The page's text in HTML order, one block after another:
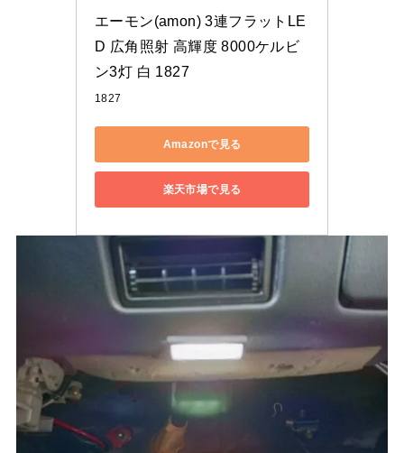
エーモン(amon) 3連フラットLE
D 広角照射 高輝度 8000ケルビ
ン3灯 白 1827
1827
Amazonで見る
楽天市場で見る